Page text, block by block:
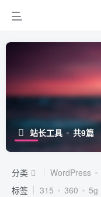
站长工具 共9篇
分类 WordPress
标签
315 360 5g